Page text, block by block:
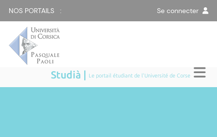
NOS PORTAILS : Se connecter
Studià | Le portail étudiant de l'Université de Corse